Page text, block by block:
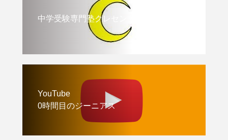
中学受験専門塾クレセント
YouTube
0時間目のジーニアス